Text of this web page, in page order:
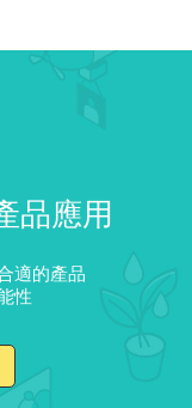
品應用
適的產品
性